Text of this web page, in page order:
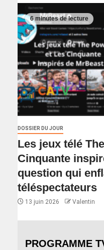
6 minutes de lecture
DOSSIER DU JOUR
Les jeux télé
Cinquante
question qui
téléspectateurs
13 juin 2026 Valentin
PROGRAMME